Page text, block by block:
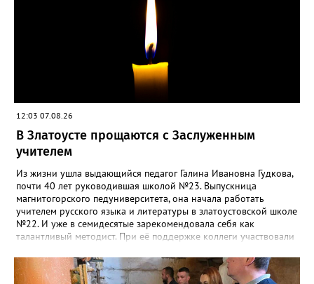
12:03 07.08.26
В Златоусте прощаются с Заслуженным
учителем
Из жизни ушла выдающийся педагог Галина Ивановна Гудкова,
почти 40 лет руководившая школой №23. Выпускница
магнитогорского педуниверситета, она начала работать
учителем русского языка и литературы в златоустовской школе
№22. И уже в семидесятые зарекомендовала себя как
талантливый методист. При её поддержке коллеги участвовали
«Благодаря её мудрому руководству в школе сформировался
сильный педагогический коллектив, объединённый общими